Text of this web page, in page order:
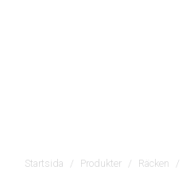
Startsida Produkter Räcken